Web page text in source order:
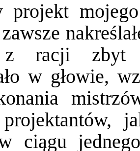
projekt
racji zbyt
w głowie,
ciągu